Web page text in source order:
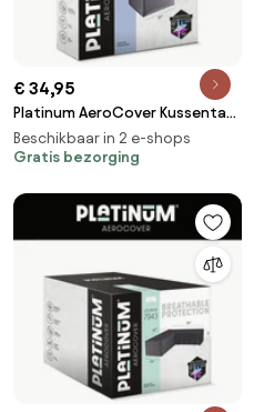
€ 34,95
Platinum AeroCover Kussentas
80x80xH60
Beschikbaar in 2 e-shops
Gratis bezorging